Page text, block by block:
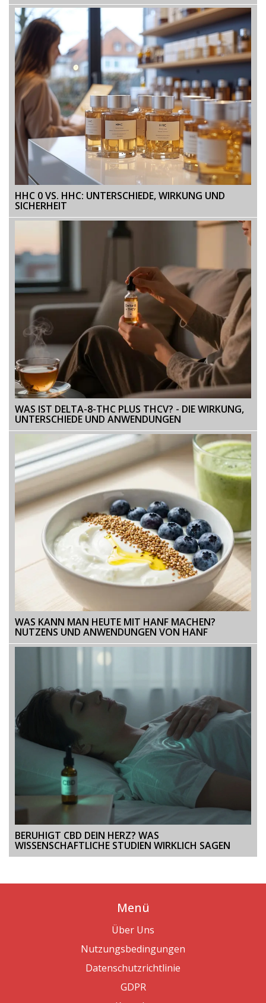
HHC 0 VS. HHC: UNTERSCHIEDE, WIRKUNG UND
SICHERHEIT
WAS IST DELTA-8-THC PLUS THCV? - DIE WIRKUNG,
UNTERSCHIEDE UND ANWENDUNGEN
WAS KANN MAN HEUTE MIT HANF MACHEN?
NUTZENS UND ANWENDUNGEN VON HANF
BERUHIGT CBD DEIN HERZ? WAS
WISSENSCHAFTLICHE STUDIEN WIRKLICH SAGEN
Menü
Über Uns
Nutzungsbedingungen
Datenschutzrichtlinie
GDPR